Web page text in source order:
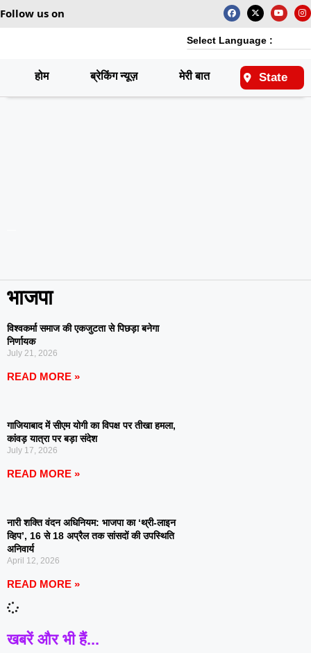
Follow us on
Select Language :
होम ब्रेकिंग न्यूज़ मेरी बात राष्ट्रीय
State
भाजपा
विश्वकर्मा समाज की एकजुटता से पिछड़ा बनेगा
निर्णायक
July 21, 2026
READ MORE »
गाजियाबाद में सीएम योगी का विपक्ष पर तीखा हमला,
कांवड़ यात्रा पर बड़ा संदेश
July 17, 2026
READ MORE »
नारी शक्ति वंदन अधिनियम: भाजपा का ‘थ्री-लाइन
व्हिप’, 16 से 18 अप्रैल तक सांसदों की उपस्थिति
अनिवार्य
April 12, 2026
READ MORE »
खबरें और भी हैं...